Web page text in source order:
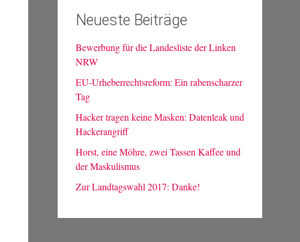
Neueste Beiträge
Bewerbung für die Landesliste der Linken
NRW
EU-Urheberrechtsreform: Ein rabenscharzer
Tag
Hacker tragen keine Masken: Datenleak und
Hackerangriff
Horst, eine Möhre, zwei Tassen Kaffee und
der Maskulismus
Zur Landtagswahl 2017: Danke!